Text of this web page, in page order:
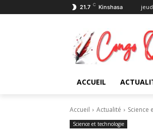
21.7 C Kinshasa
ACCUEIL
Accueil Actualité Science
Science et technologie